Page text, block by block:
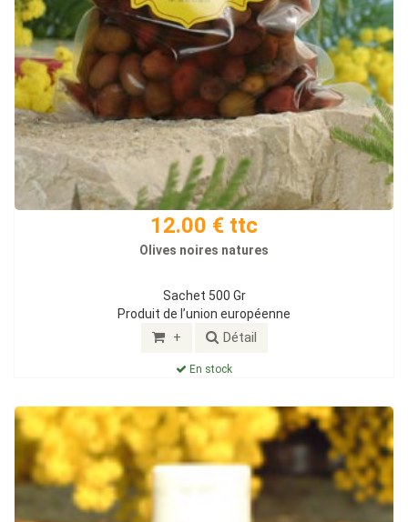
12.00 € ttc
Olives noires natures
Sachet 500 Gr
Produit de l’union européenne
+ Détail
En stock